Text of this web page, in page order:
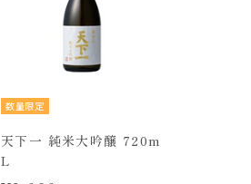
数量限定
天下一 純米大吟醸 720m
L